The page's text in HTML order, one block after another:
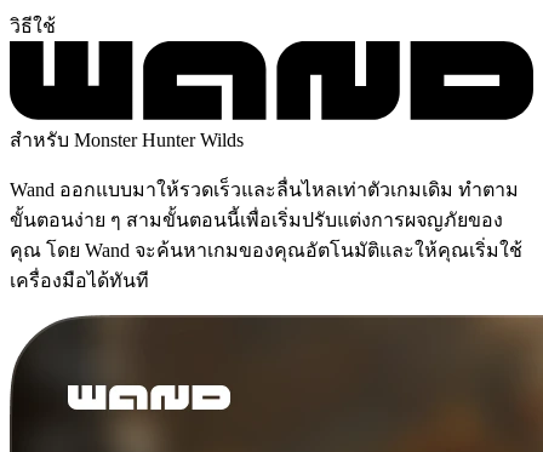
วิธีใช้
สำหรับ Monster Hunter Wilds
Wand ออกแบบมาให้รวดเร็วและลื่นไหลเท่าตัวเกมเดิม ทำตาม
ขั้นตอนง่าย ๆ สามขั้นตอนนี้เพื่อเริ่มปรับแต่งการผจญภัยของ
คุณ โดย Wand จะค้นหาเกมของคุณอัตโนมัติและให้คุณเริ่มใช้
เครื่องมือได้ทันที